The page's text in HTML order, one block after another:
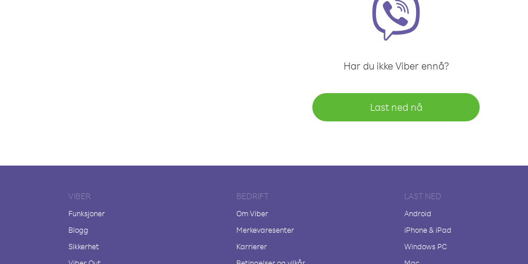
Har du ikke Viber ennå?
Last ned nå
VIBER
Funksjoner
Blogg
Sikkerhet
BEDRIFT
Om Viber
Merkevaresenter
Karrierer
LAST NED
Android
iPhone & iPad
Windows PC